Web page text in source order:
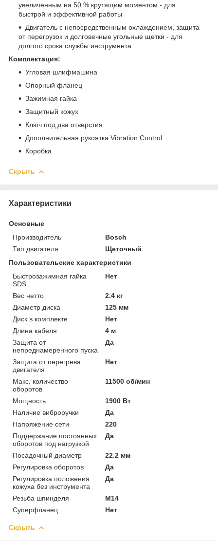
увеличенным на 50 % крутящим моментом - для
быстрой и эффективной работы
Двигатель с непосредственным охлаждением, защита
от перегрузок и долговечные угольные щетки - для
долгого срока службы инструмента
Комплектация:
Угловая шлифмашина
Опорный фланец
Зажимная гайка
Защитный кожух
Ключ под два отверстия
Дополнительная рукоятка Vibration Control
Коробка
Скрыть
Характеристики
Основные
Производитель
Bosch
Тип двигателя
Щеточный
Пользовательские характеристики
Быстрозажимная гайка
SDS
Нет
Вес нетто
2.4 кг
Диаметр диска
125 мм
Диск в комплекте
Нет
Длина кабеля
4 м
Защита от
непреднамеренного пуска
Да
Защита от перегрева
двигателя
Нет
Макс. количество
оборотов
11500 об/мин
Мощность
1900 Вт
Наличие виброручки
Да
Напряжение сети
220
Поддержание постоянных
оборотов под нагрузкой
Да
Посадочный диаметр
22.2 мм
Регулировка оборотов
Да
Регулировка положения
кожуха без инструмента
Да
Резьба шпинделя
M14
Суперфланец
Нет
Скрыть